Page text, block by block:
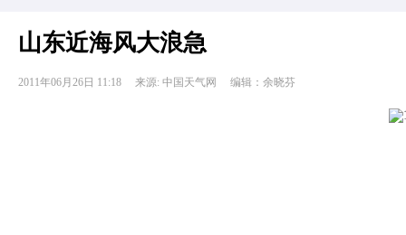
山东近海风大浪急
2011年06月26日 11:18 来源: 中国天气网 编辑：余晓芬